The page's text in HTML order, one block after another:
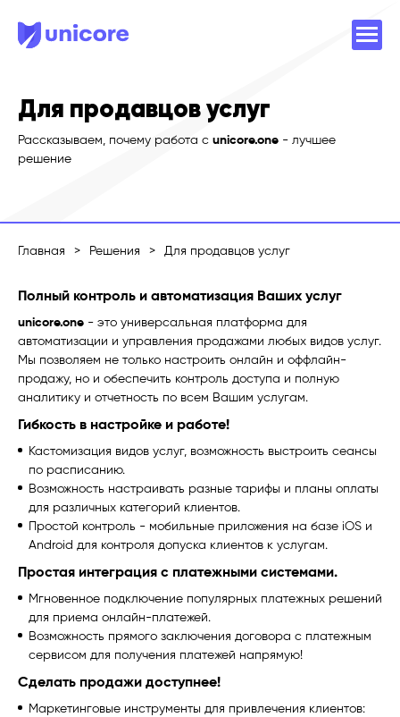
Для продавцов услуг
Рассказываем, почему работа с unicore.one - лучшее
решение
Главная > Решения > Для продавцов услуг
Полный контроль и автоматизация Ваших услуг
unicore.one - это универсальная платформа для
автоматизации и управления продажами любых видов услуг.
Мы позволяем не только настроить онлайн и оффлайн-
продажу, но и обеспечить контроль доступа и полную
аналитику и отчетность по всем Вашим услугам.
Гибкость в настройке и работе!
Кастомизация видов услуг, возможность выстроить сеансы
по расписанию.
Возможность настраивать разные тарифы и планы оплаты
для различных категорий клиентов.
Простой контроль - мобильные приложения на базе iOS и
Android для контроля допуска клиентов к услугам.
Простая интеграция с платежными системами.
Мгновенное подключение популярных платежных решений
для приема онлайн-платежей.
Возможность прямого заключения договора с платежным
сервисом для получения платежей напрямую!
Сделать продажи доступнее!
Маркетинговые инструменты для привлечения клиентов: